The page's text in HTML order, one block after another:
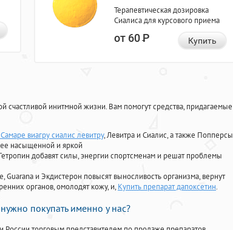
Терапевтическая дозировка
Сиалиса для курсового приема
от 60Р Купить
инитмной жизни. Вам помогут средства, придагаемые
виагру сиалис левитру, Левитра и Сиалис, а также Попперсы
насыщенной и яркой
добавят силы, энергии спортсменам и решат проблемы
и Экдистерон повысят выносливость организма, вернут
органов, омолодят кожу, и, Купить препарат дапоксетин.
покупать именно у нас?